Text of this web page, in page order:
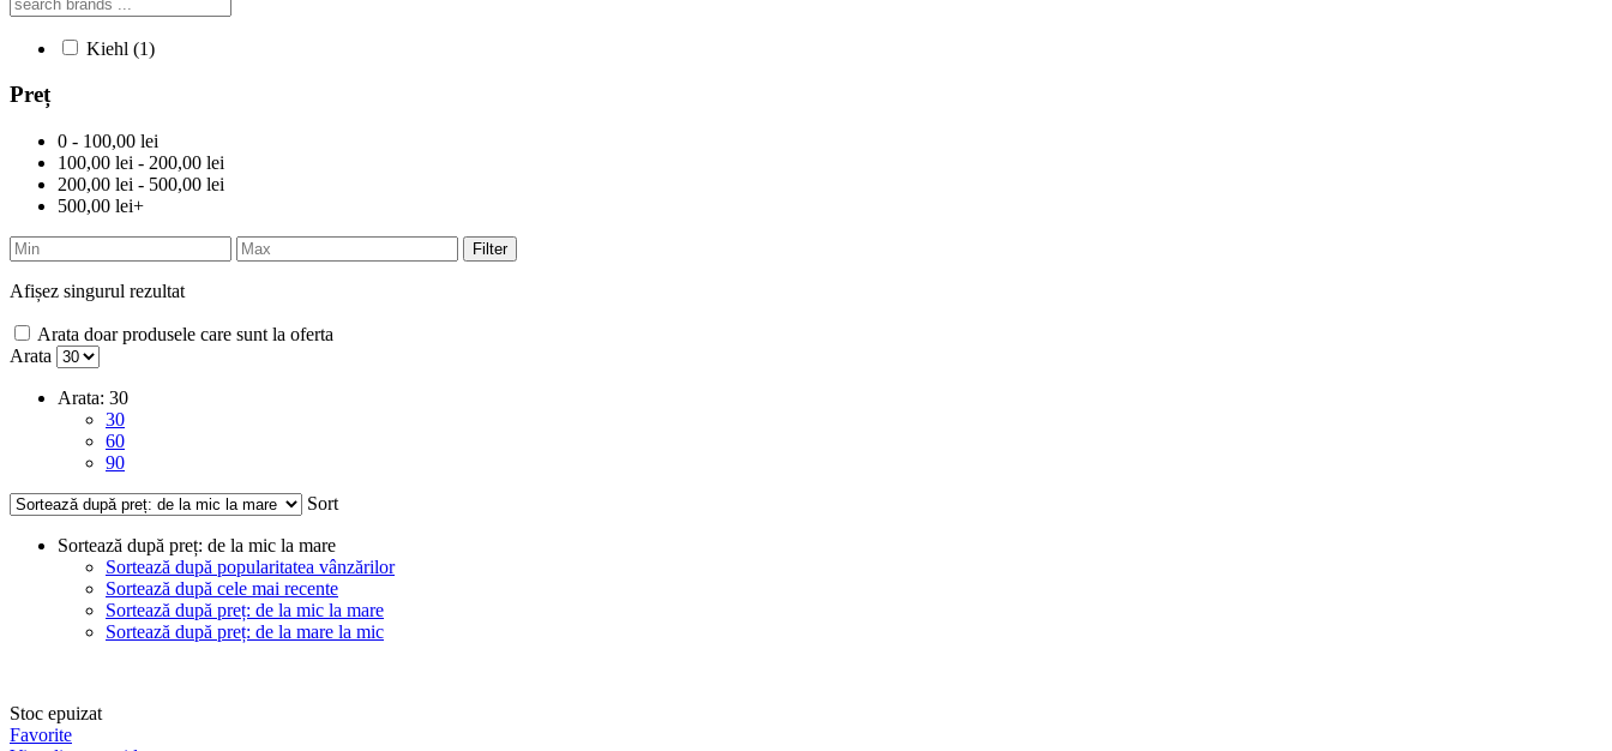
Kiehl (1)
Preț
0 - 100,00 lei
100,00 lei - 200,00 lei
200,00 lei - 500,00 lei
500,00 lei+
Filter
Afișez singurul rezultat
Arata doar produsele care sunt la oferta
Arata
Arata: 30
30
60
90
Sort
Sortează după preț: de la mic la mare
Sortează după popularitatea vânzărilor
Sortează după cele mai recente
Sortează după preț: de la mic la mare
Sortează după preț: de la mare la mic
Stoc epuizat
Favorite